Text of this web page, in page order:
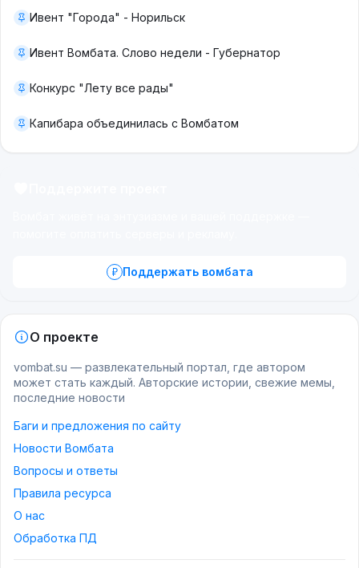
Ивент "Города" - Норильск
Ивент Вомбата. Слово недели - Губернатор
Конкурс "Лету все рады"
Капибара объединилась с Вомбатом
Поддержать вомбата
О проекте
vombat.su — развлекательный портал, где автором
может стать каждый. Авторские истории, свежие мемы,
последние новости
Баги и предложения по сайту
Новости Вомбата
Вопросы и ответы
Правила ресурса
О нас
Обработка ПД